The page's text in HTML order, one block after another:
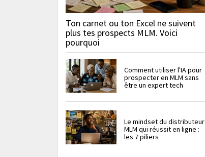
Ton carnet ou ton Excel ne suivent
plus tes prospects MLM. Voici
pourquoi
Comment utiliser l'IA pour
prospecter en MLM sans
être un expert tech
Le mindset du distributeur
MLM qui réussit en ligne :
les 7 piliers